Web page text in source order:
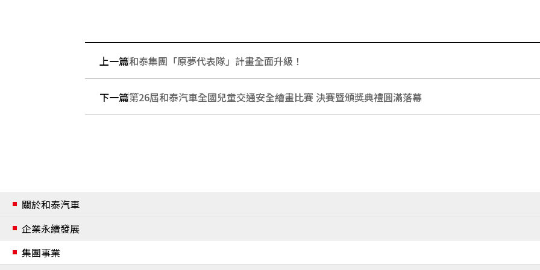
上一篇和泰集團「原夢代表隊」計畫全面升級！
下一篇第26屆和泰汽車全國兒童交通安全繪畫比賽 決賽暨頒獎典禮圓滿落幕
關於和泰汽車
公司簡介
經營團隊
企業永續發展
企業永續發展
集團事業